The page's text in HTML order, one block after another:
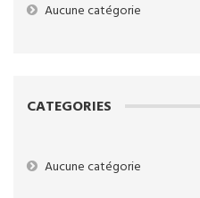
Aucune catégorie
CATEGORIES
Aucune catégorie